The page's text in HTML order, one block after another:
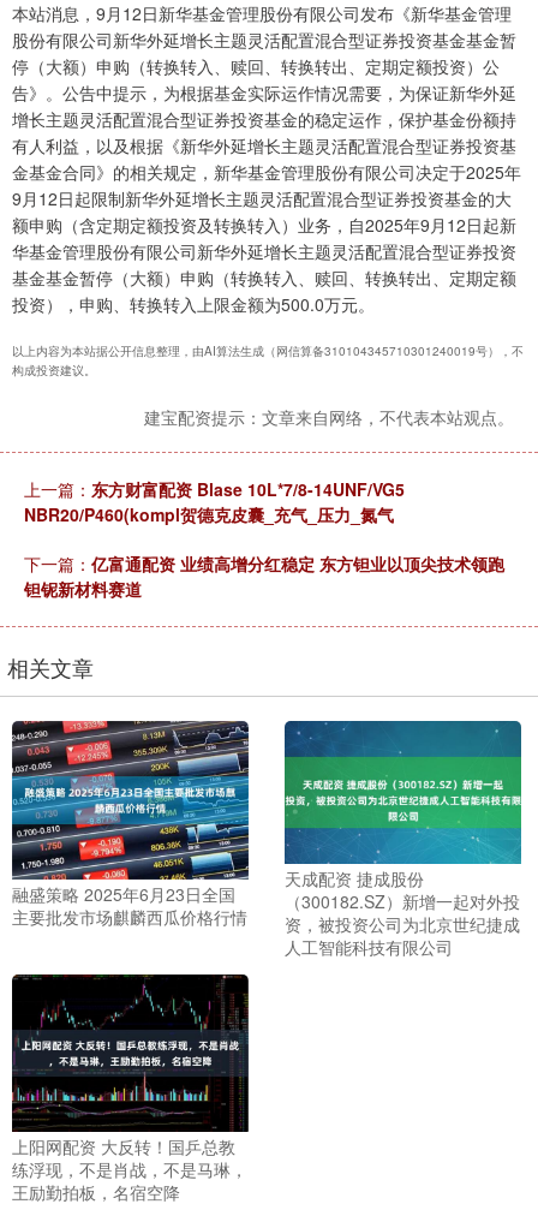
本站消息，9月12日新华基金管理股份有限公司发布《新华基金管理
股份有限公司新华外延增长主题灵活配置混合型证券投资基金基金暂
停（大额）申购（转换转入、赎回、转换转出、定期定额投资）公
告》。公告中提示，为根据基金实际运作情况需要，为保证新华外延
增长主题灵活配置混合型证券投资基金的稳定运作，保护基金份额持
有人利益，以及根据《新华外延增长主题灵活配置混合型证券投资基
金基金合同》的相关规定，新华基金管理股份有限公司决定于2025年
9月12日起限制新华外延增长主题灵活配置混合型证券投资基金的大
额申购（含定期定额投资及转换转入）业务，自2025年9月12日起新
华基金管理股份有限公司新华外延增长主题灵活配置混合型证券投资
基金基金暂停（大额）申购（转换转入、赎回、转换转出、定期定额
投资），申购、转换转入上限金额为500.0万元。
以上内容为本站据公开信息整理，由AI算法生成（网信算备310104345710301240019号），不
构成投资建议。
建宝配资提示：文章来自网络，不代表本站观点。
上一篇： 东方财富配资 Blase 10L*7/8-14UNF/VG5
NBR20/P460(kompl贺德克皮囊_充气_压力_氮气
下一篇： 亿富通配资 业绩高增分红稳定 东方钽业以顶尖技术领跑
钽铌新材料赛道
相关文章
融盛策略 2025年6月23日全国
主要批发市场麒麟西瓜价格行情
天成配资 捷成股份
（300182.SZ）新增一起对外投
资，被投资公司为北京世纪捷成
人工智能科技有限公司
上阳网配资 大反转！国乒总教
练浮现，不是肖战，不是马琳，
王励勤拍板，名宿空降